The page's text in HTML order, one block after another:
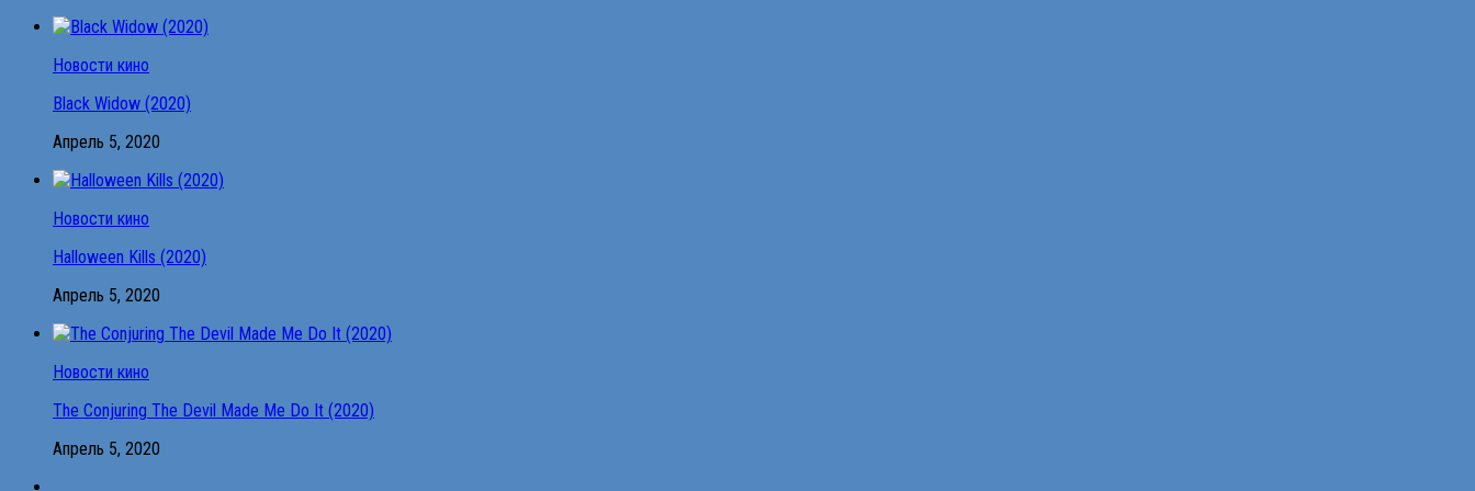
Новости кино
Black Widow (2020)
Апрель 5, 2020
Новости кино
Halloween Kills (2020)
Апрель 5, 2020
Новости кино
The Conjuring The Devil Made Me Do It (2020)
Апрель 5, 2020